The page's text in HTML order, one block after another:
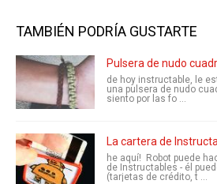
TAMBIÉN PODRÍA GUSTARTE
Pulsera de nudo
de hoy instructable, le
una pulsera de nudo
siento por las fo ...
La cartera de
he aquí! Robot puede
de Instructables - él
(tarjetas de crédito, t ...